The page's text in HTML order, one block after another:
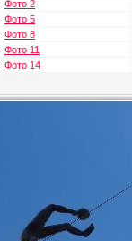
Фото 2
Фото 5
Фото 8
Фото 11
Фото 14